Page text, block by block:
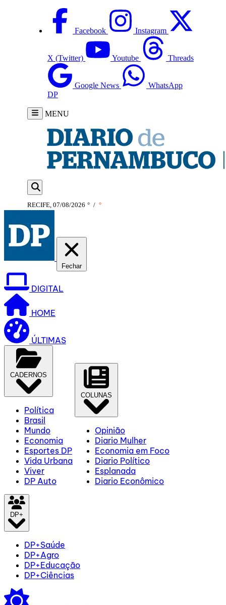
Facebook Instagram
X (Twitter) Youtube Threads
Google News
WhatsApp
DP
MENU
RECIFE, 07/08/2026 ° / °
Fechar
DIGITAL
HOME
ÚLTIMAS
CADERNOS
Política
Brasil
Mundo
Economia
Esportes DP
Vida Urbana
Viver
DP Auto
COLUNAS
Opinião
Diario Mulher
Economia em Foco
Diario Político
Esplanada
Diario Econômico
DP+
DP+Saúde
DP+Agro
DP+Educação
DP+Ciências